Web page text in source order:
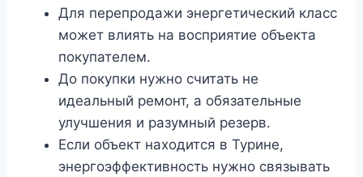
Для перепродажи энергетический класс
может влиять на восприятие объекта
покупателем.
До покупки нужно считать не
идеальный ремонт, а обязательные
улучшения и разумный резерв.
Если объект находится в Турине,
энергоэффективность нужно связывать